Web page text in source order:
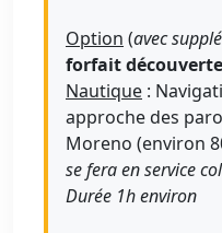
Option (avec
forfait
Nautique :
approche des
Moreno (environ
se fera en service
Durée 1h environ